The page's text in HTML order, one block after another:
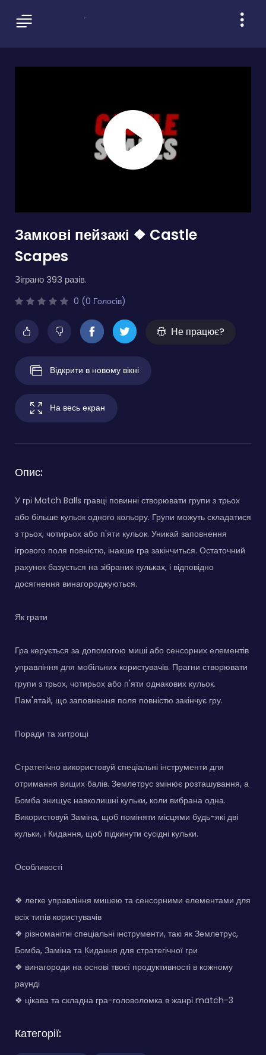
Замкові пейзажі ❖ Castle
Scapes
Зіграно 393 разів.
0 (0 Голосів)
Не працює?
Відкрити в новому вікні
На весь екран
Опис:
У грі Match Balls гравці повинні створювати групи з трьох
або більше кульок одного кольору. Групи можуть складатися
з трьох, чотирьох або п'яти кульок. Уникай заповнення
ігрового поля повністю, інакше гра закінчиться. Остаточний
рахунок базується на зібраних кульках, і відповідно
досягнення винагороджуються.
Як грати
Гра керується за допомогою миші або сенсорних елементів
управління для мобільних користувачів. Прагни створювати
групи з трьох, чотирьох або п'яти однакових кульок.
Пам'ятай, що заповнення поля повністю закінчує гру.
Поради та хитрощі
Стратегічно використовуй спеціальні інструменти для
отримання вищих балів. Землетрус змінює розташування, а
Бомба знищує навколишні кульки, коли вибрана одна.
Використовуй Заміна, щоб поміняти місцями будь-які дві
кульки, і Кидання, щоб підкинути сусідні кульки.
Особливості
❖ легке управління мишею та сенсорними елементами для
всіх типів користувачів
❖ різноманітні спеціальні інструменти, такі як Землетрус,
Бомба, Заміна та Кидання для стратегічної гри
❖ винагороди на основі твоєї продуктивності в кожному
раунді
❖ цікава та складна гра-головоломка в жанрі match-3
Категорії: